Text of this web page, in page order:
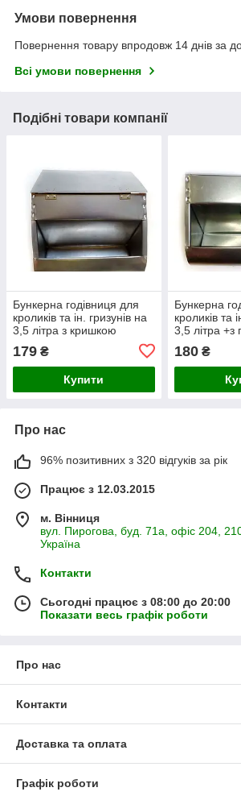
Умови повернення
Повернення товару впродовж 14 днів за
Всі умови повернення
Подібні товари компанії
Бункерна годівниця для
кроликів та ін. гризунів на
3,5 літра з кришкою
179 ₴
Купити
Бункерна
кроликів та
3,5 літра +з
180₴
Про нас
96% позитивних з 320 відгуків за рік
Працює з 12.03.2015
м. Вінниця
вул. Пирогова, буд. 71а, офіс 204,
Україна
Контакти
Сьогодні працює з 08:00 до 20:00
Показати весь графік роботи
Про нас
Контакти
Доставка та оплата
Графік роботи